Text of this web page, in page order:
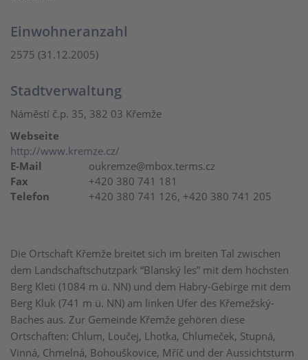
Die Ortschaft Křemže breitet sich im breiten Tal zwischen
dem Landschaftschutzpark “Blanský les” mit dem höchsten
Berg Kleti (1084 m ü. NN) und dem Habry-Gebirge mit dem
Berg Kluk (741 m ü. NN) am linken Ufer des Křemežský-
Baches aus. Zur Gemeinde Křemže gehören diese
Ortschaften: Chlum, Loučej, Lhotka, Chlumeček, Stupná,
Vinná, Chmelná, Bohouškovice, Mříč und der Aussichtsturm
Einwohneranzahl
2575 (31.12.2005)
Stadtverwaltung
Náměstí č.p. 35, 382 03 Křemže
Webseite
http://www.kremze.cz/
E-Mail
oukremze@mbox.terms.cz
Fax
+420 380 741 181
Telefon
+420 380 741 126, +420 380 741 205